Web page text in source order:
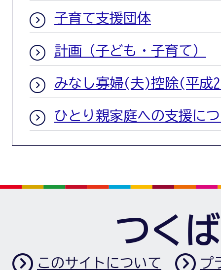
子育て支援団体
計画（子ども・子育て）
みなし寡婦(夫)控除(平成
ひとり親家庭への支援に
つく
このサイトについて プ